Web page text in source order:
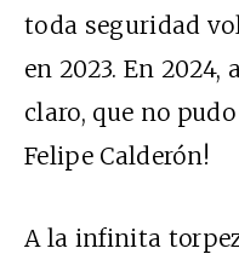
toda seguridad
en 2023. En 2024,
claro, que no
Felipe Calderón!
A la infinita